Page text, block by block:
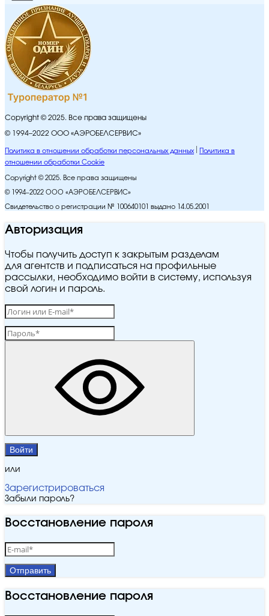
Copyright © 2025. Все права защищены
© 1994–2022 ООО «АЭРОБЕЛСЕРВИС»
Политика в отношении обработки персональных данных
Политика в
отношении обработки Cookie
Copyright © 2025. Все права защищены
© 1994–2022 ООО «АЭРОБЕЛСЕРВИС»
Свидетельство о регистрации № 100640101 выдано 14.05.2001
Авторизация
Чтобы получить доступ к закрытым разделам
для агентств и подписаться на профильные
рассылки, необходимо войти в систему, используя
свой логин и пароль.
Войти
или
Зарегистрироваться
Забыли пароль?
Восстановление пароля
Отправить
Восстановление пароля